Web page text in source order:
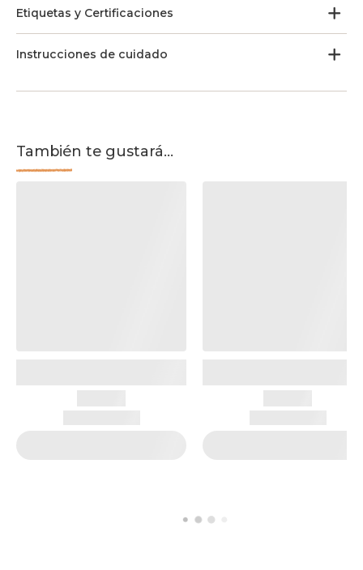
Etiquetas y Certificaciones
Instrucciones de cuidado
También te gustará...